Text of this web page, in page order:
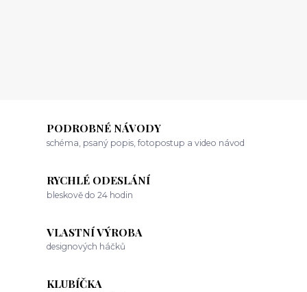
PODROBNÉ NÁVODY
schéma, psaný popis, fotopostup a video návod
RYCHLÉ ODESLÁNÍ
bleskově do 24 hodin
VLASTNÍ VÝROBA
designových háčků
KLUBÍČKA